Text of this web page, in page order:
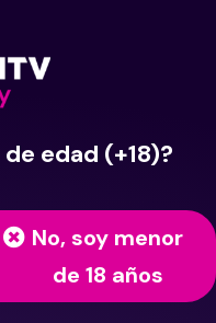
edad (+18)?
No, soy menor
de 18 años